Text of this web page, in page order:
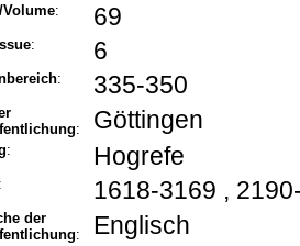
Volume: 69
: 6
: 335-350
: Göttingen
: Hogrefe
: 1618-3169 ,
der
: Englisch